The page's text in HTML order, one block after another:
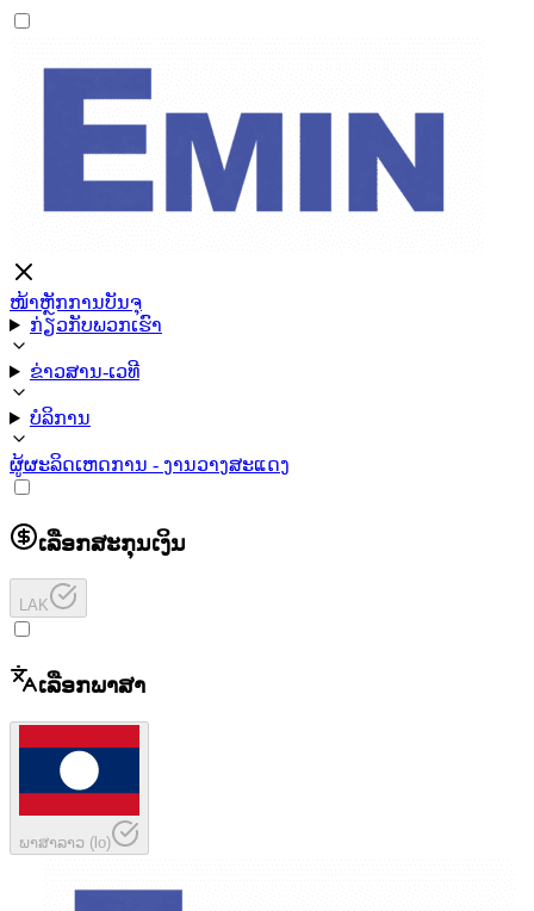
ໜ້າຫຼັກການບັນຈຸ
ກ່ຽວກັບພວກເຮົາ
ຂ່າວສານ-ເວທີ
ບໍລິການ
ຜູ້ຜະລິດເຫດການ - ງານວາງສະແດງ
ເລືອກສະກຸນເງິນ
LAK
ເລືອກພາສາ
ພາສາລາວ (lo)